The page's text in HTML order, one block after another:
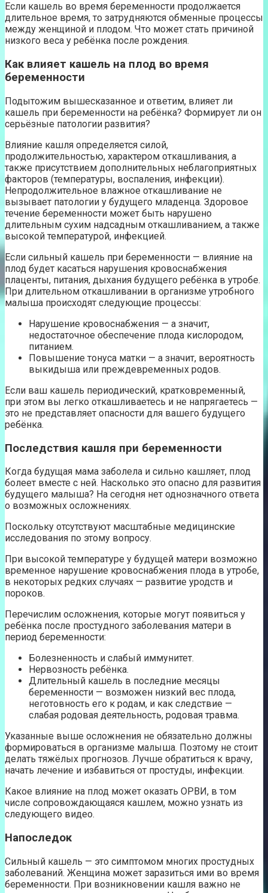
Если кашель во время беременности продолжается
длительное время, то затрудняются обменные процессы
между женщиной и плодом. Что может стать причиной
низкого веса у ребёнка после рождения.
Как влияет кашель на плод во время
беременности
Подытожим вышесказанное и ответим, влияет ли
кашель при беременности на ребёнка? Формирует ли он
серьёзные патологии развития?
Влияние кашля определяется силой,
продолжительностью, характером откашливания, а
также присутствием дополнительных неблагоприятных
факторов (температуры, воспаления, инфекции).
Непродолжительное влажное откашливание не
вызывает патологии у будущего младенца. Здоровое
течение беременности может быть нарушено
длительным сухим надсадным откашливанием, а также
высокой температурой, инфекцией.
Если сильный кашель при беременности — влияние на
плод будет касаться нарушения кровоснабжения
плаценты, питания, дыхания будущего ребёнка в утробе.
При длительном откашливании в организме утробного
малыша происходят следующие процессы:
Нарушение кровоснабжения — а значит,
недостаточное обеспечение плода кислородом,
питанием.
Повышение тонуса матки — а значит, вероятность
выкидыша или преждевременных родов.
Если ваш кашель периодический, кратковременный,
при этом вы легко откашливаетесь и не напрягаетесь —
это не представляет опасности для вашего будущего
ребёнка.
Последствия кашля при беременности
Когда будущая мама заболела и сильно кашляет, плод
болеет вместе с ней. Насколько это опасно для развития
будущего малыша? На сегодня нет однозначного ответа
о возможных осложнениях.
Поскольку отсутствуют масштабные медицинские
исследования по этому вопросу.
При высокой температуре у будущей матери возможно
временное нарушение кровоснабжения плода в утробе,
в некоторых редких случаях — развитие уродств и
пороков.
Перечислим осложнения, которые могут появиться у
ребёнка после простудного заболевания матери в
период беременности:
Болезненность и слабый иммунитет.
Нервозность ребёнка.
Длительный кашель в последние месяцы
беременности — возможен низкий вес плода,
неготовность его к родам, и как следствие —
слабая родовая деятельность, родовая травма.
Указанные выше осложнения не обязательно должны
формироваться в организме малыша. Поэтому не стоит
делать тяжёлых прогнозов. Лучше обратиться к врачу,
начать лечение и избавиться от простуды, инфекции.
Какое влияние на плод может оказать ОРВИ, в том
числе сопровождающаяся кашлем, можно узнать из
следующего видео.
Напоследок
Сильный кашель — это симптомом многих простудных
заболеваний. Женщина может заразиться ими во время
беременности. При возникновении кашля важно не